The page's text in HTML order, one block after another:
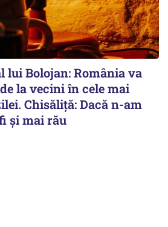
lui Bolojan: România va
la vecini în cele mai
Chisăliță: Dacă n-am
și mai rău